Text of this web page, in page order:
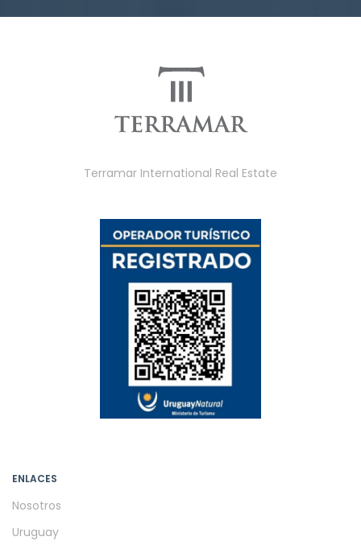
Terramar International Real Estate
ENLACES
Nosotros
Uruguay